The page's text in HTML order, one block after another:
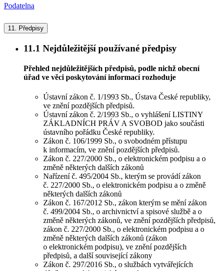
Podatelna
11. Předpisy
11.1 Nejdůležitější používané předpisy
Přehled nejdůležitějších předpisů, podle nichž obecní
úřad ve věci poskytování informací rozhoduje
Ústavní zákon č. 1/1993 Sb., Ústava České republiky,
ve znění pozdějších předpisů.
Ústavní zákon č. 2/1993 Sb., o vyhlášení LISTINY
ZÁKLADNÍCH PRÁV A SVOBOD jako součásti
ústavního pořádku České republiky.
Zákon č. 106/1999 Sb., o svobodném přístupu
k informacím, ve znění pozdějších předpisů.
Zákon č. 227/2000 Sb., o elektronickém podpisu a o
změně některých dalších zákonů
Nařízení č. 495/2004 Sb., kterým se provádí zákon
č. 227/2000 Sb., o elektronickém podpisu a o změně
některých dalších zákonů
Zákon č. 167/2012 Sb., zákon kterým se mění zákon
č. 499/2004 Sb., o archivnictví a spisové službě a o
změně některých zákonů, ve znění pozdějších předpisů,
zákon č. 227/2000 Sb., o elektronickém podpisu a o
změně některých dalších zákonů (zákon
o elektronickém podpisu), ve znění pozdějších
předpisů, a další související zákony
Zákon č. 297/2016 Sb., o službách vytvářejících